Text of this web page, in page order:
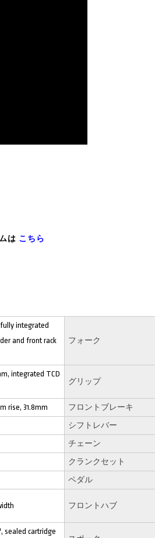
は こちら
integrated
and front rack
フォーク
integrated TCD
グリップ
rise, 31.8mm フロントブレーキ
シフトレバー
チェーン
クランクセット
ペダル
フロントハブ
sealed cartridge